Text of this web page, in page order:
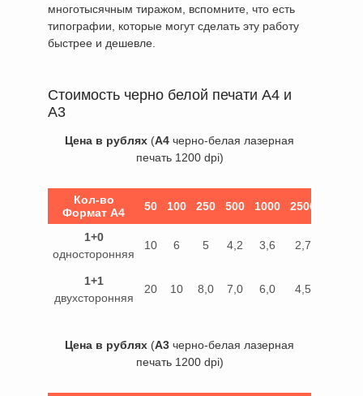
многотысячным тиражом, вспомните, что есть
типографии, которые могут сделать эту работу
быстрее и дешевле.
Стоимость черно белой печати А4 и
А3
Цена в рублях (А4 черно-белая лазерная
печать 1200 dpi)
Кол-во
Формат А4
50 100 250 500 1000 2500
Кол-во
Формат А4
1+0
односторонняя
10 6 5 4,2 3,6 2,7
1+1
двухсторонняя
20 10 8,0 7,0 6,0 4,5
Цена в рублях (А3 черно-белая лазерная
печать 1200 dpi)